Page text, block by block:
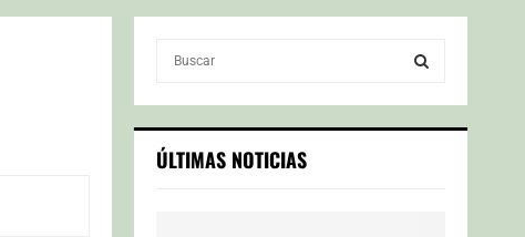
c
h
S
ÚLTIMAS NOTICIAS